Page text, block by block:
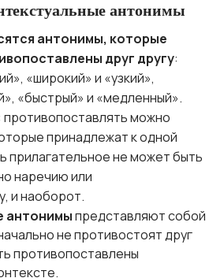
антонимы
антонимы, которые
друг другу:
«широкий» и «узкий»,
«быстрый» и «медленный».
противопоставлять можно
принадлежат к одной
прилагательное не может быть
наречию или
и наоборот.
антонимыпредставляют собой
не противостоят друг
противопоставлены